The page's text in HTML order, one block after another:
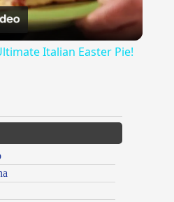
Video
Italian Easter Pie!